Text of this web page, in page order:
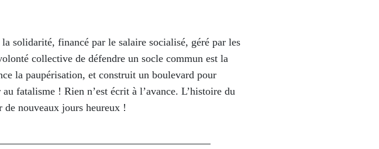
solidarité, financé par le salaire socialisé, géré par les
collective de défendre un socle commun est la
la paupérisation, et construit un boulevard pour
fatalisme ! Rien n’est écrit à l’avance. L’histoire du
nouveaux jours heureux !